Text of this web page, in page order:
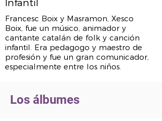
Infantil
Francesc Boix y Masramon, Xesco
Boix, fue un músico, animador y
cantante catalán de folk y canción
infantil. Era pedagogo y maestro de
profesión y fue un gran comunicador,
especialmente entre los niños.
Los álbumes